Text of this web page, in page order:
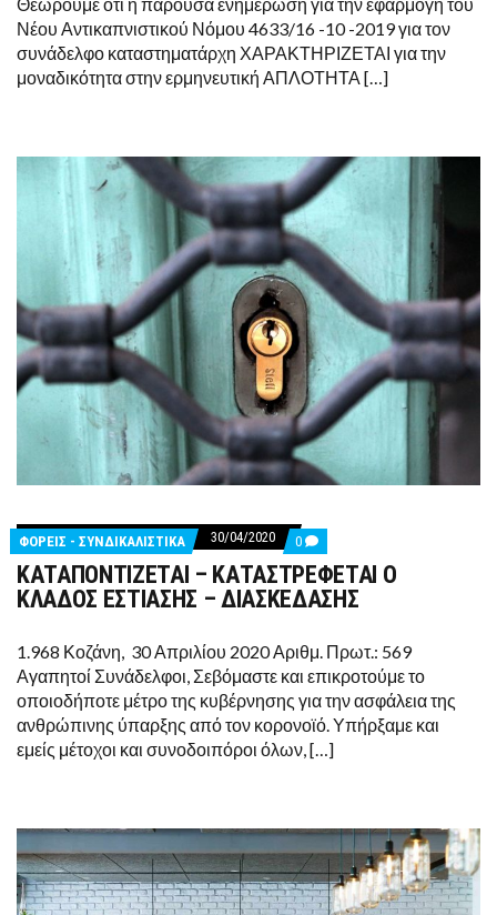
ΓΝΩΡΙΖΕΙ
Ο
ΣΥΝΑΔΕΛΦΟΣ
ΑΥΤΟΦΩΡΟ
ΚΛΕΙΣΙΜΟ
ΕΠΙΧΕΙΡΗΣΗΣ
Νέου Αντικαπνιστικού Νόμου 4633/16 -10 -2019 για τον
συνάδελφο καταστηματάρχη ΧΑΡΑΚΤΗΡΙΖΕΤΑΙ για την
μοναδικότητα στην ερμηνευτική ΑΠΛΟΤΗΤΑ […]
ΦΟΡΕΙΣ - ΣΥΝΔΙΚΑΛΙΣΤΙΚΑ 30/04/2020 0 COMMENTS
ON
ΚΑΤΑΠΟΝΤΙΖΕΤΑΙ
ΚΑΤΑΣΤΡΕΦΕΤΑΙ
ΕΣΤΙΑΣΗΣ
–
ΔΙΑΣΚΕΔΑΣΗΣ
ΚΑΤΑΠΟΝΤΙΖΕΤΑΙ – ΚΑΤΑΣΤΡΕΦΕΤΑΙ Ο
ΚΛΑΔΟΣ ΕΣΤΙΑΣΗΣ – ΔΙΑΣΚΕΔΑΣΗΣ
1.968 Κοζάνη, 30 Απριλίου 2020 Αριθμ. Πρωτ.: 569
Αγαπητοί Συνάδελφοι, Σεβόμαστε και επικροτούμε το
οποιοδήποτε μέτρο της κυβέρνησης για την ασφάλεια της
ανθρώπινης ύπαρξης από τον κορονοϊό. Υπήρξαμε και
εμείς μέτοχοι και συνοδοιπόροι όλων, […]